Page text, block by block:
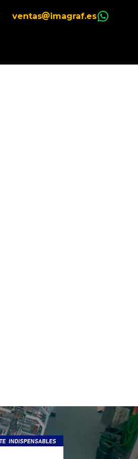
ventas imagraf.es